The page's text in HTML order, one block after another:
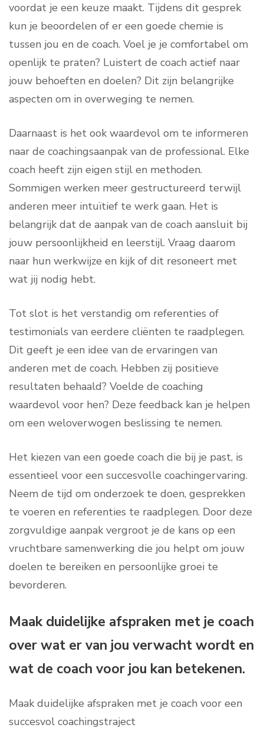
voordat je een keuze maakt. Tijdens dit gesprek
kun je beoordelen of er een goede chemie is
tussen jou en de coach. Voel je je comfortabel om
openlijk te praten? Luistert de coach actief naar
jouw behoeften en doelen? Dit zijn belangrijke
aspecten om in overweging te nemen.
Daarnaast is het ook waardevol om te informeren
naar de coachingsaanpak van de professional. Elke
coach heeft zijn eigen stijl en methoden.
Sommigen werken meer gestructureerd terwijl
anderen meer intuïtief te werk gaan. Het is
belangrijk dat de aanpak van de coach aansluit bij
jouw persoonlijkheid en leerstijl. Vraag daarom
naar hun werkwijze en kijk of dit resoneert met
wat jij nodig hebt.
Tot slot is het verstandig om referenties of
testimonials van eerdere cliënten te raadplegen.
Dit geeft je een idee van de ervaringen van
anderen met de coach. Hebben zij positieve
resultaten behaald? Voelde de coaching
waardevol voor hen? Deze feedback kan je helpen
om een weloverwogen beslissing te nemen.
Het kiezen van een goede coach die bij je past, is
essentieel voor een succesvolle coachingervaring.
Neem de tijd om onderzoek te doen, gesprekken
te voeren en referenties te raadplegen. Door deze
zorgvuldige aanpak vergroot je de kans op een
vruchtbare samenwerking die jou helpt om jouw
doelen te bereiken en persoonlijke groei te
bevorderen.
Maak duidelijke afspraken met je coach
over wat er van jou verwacht wordt en
wat de coach voor jou kan betekenen.
Maak duidelijke afspraken met je coach voor een
succesvol coachingstraject